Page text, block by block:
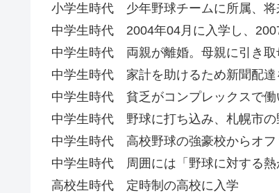
小学生時代 少年野球チームに所属、将
中学生時代 2004年04月に入学し、
中学生時代 両親が離婚。母親に引き取
中学生時代 家計を助けるため新聞配達
中学生時代 貧乏がコンプレックスで働
中学生時代 野球に打ち込み、札幌市の
中学生時代 高校野球の強豪校からオフ
中学生時代 周囲には「野球に対する熱
高校生時代 定時制の高校に入学